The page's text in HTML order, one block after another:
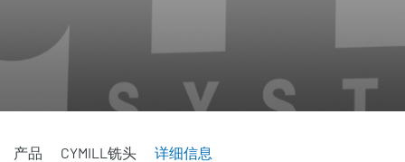
产品 CYMILL铣头 详细信息